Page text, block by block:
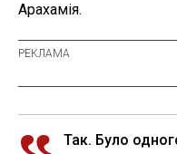
Арахамія.
Так. Було